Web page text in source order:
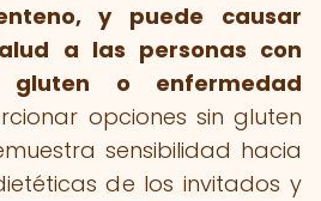
y puede causar
a las personas con
o enfermedad
opciones sin gluten
sensibilidad hacia
de los invitados y